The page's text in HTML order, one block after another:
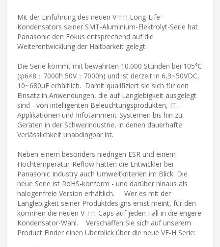
Mit der Einführung des neuen V-FH Long-Life-
Kondensators seiner SMT-Aluminium-Elektrolyt-Serie hat
Panasonic den Fokus entsprechend auf die
Weiterentwicklung der Haltbarkeit gelegt:
Die Serie kommt mit bewährten 10.000 Stunden bei 105℃
(φ6×8：7000h 50V：7000h) und ist derzeit in 6,3~50VDC,
10~680µF erhältlich. Damit qualifiziert sie sich für den
Einsatz in Anwendungen, die auf Langlebigkeit ausgelegt
sind - von intelligenten Beleuchtungsprodukten, IT-
Applikationen und Infotainment-Systemen bis hin zu
Geräten in der Schwerindustrie, in denen dauerhafte
Verlässlichkeit unabdingbar ist.
Neben einem besonders niedrigen ESR und einem
Hochtemperatur-Reflow hatten die Entwickler bei
Panasonic Industry auch Umweltkriterien im Blick: Die
neue Serie ist RoHS-konform - und darüber hinaus als
halogenfreie Version erhältlich. Wer es mit der
Langlebigkeit seiner Produktdesigns ernst meint, für den
kommen die neuen V-FH-Caps auf jeden Fall in die engere
Kondensator-Wahl. Verschaffen Sie sich auf unserem
Product Finder einen Überblick über die neue VF-H Serie: